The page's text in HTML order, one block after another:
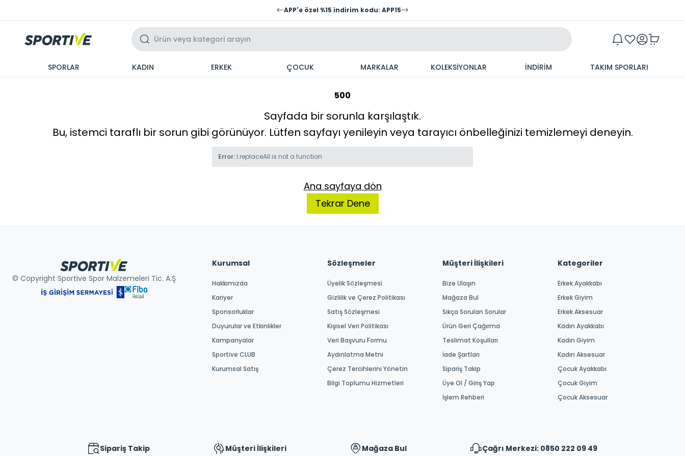
APP'e özel %15 indirim kodu: APP15
SPORLAR KADIN ERKEK ÇOCUK MARKALAR KOLEKSİYONLAR İNDİRİM TAKIM SPORLARI
500
Sayfada bir sorunla karşılaştık.
Bu, istemci taraflı bir sorun gibi görünüyor. Lütfen sayfayı yenileyin veya tarayıcı önbelleğinizi temizlemeyi deneyin.
Error: l.replaceAll is not a function
Ana sayfaya dön
Tekrar Dene
© Copyright Sportive Spor Malzemeleri Tic. A.Ş
Kurumsal
Hakkımızda
Kariyer
Sponsorluklar
Duyurular ve Etkinlikler
Kampanyalar
Sportive CLUB
Kurumsal Satış
Sözleşmeler
Üyelik Sözleşmesi
Gizlilik ve Çerez Politikası
Satış Sözleşmesi
Kişisel Veri Politikası
Veri Başvuru Formu
Aydınlatma Metni
Çerez Tercihlerini Yönetin
Bilgi Toplumu Hizmetleri
Müşteri İlişkileri
Bize Ulaşın
Mağaza Bul
Sıkça Sorulan Sorular
Ürün Geri Çağırma
Teslimat Koşulları
İade Şartları
Sipariş Takip
Üye Ol / Giriş Yap
İşlem Rehberi
Kategoriler
Erkek Ayakkabı
Erkek Giyim
Erkek Aksesuar
Kadın Ayakkabı
Kadın Giyim
Kadın Aksesuar
Çocuk Ayakkabı
Çocuk Giyim
Çocuk Aksesuar
Sipariş Takip Müşteri İlişkileri Mağaza Bul Çağrı Merkezi: 0850 222 09 49